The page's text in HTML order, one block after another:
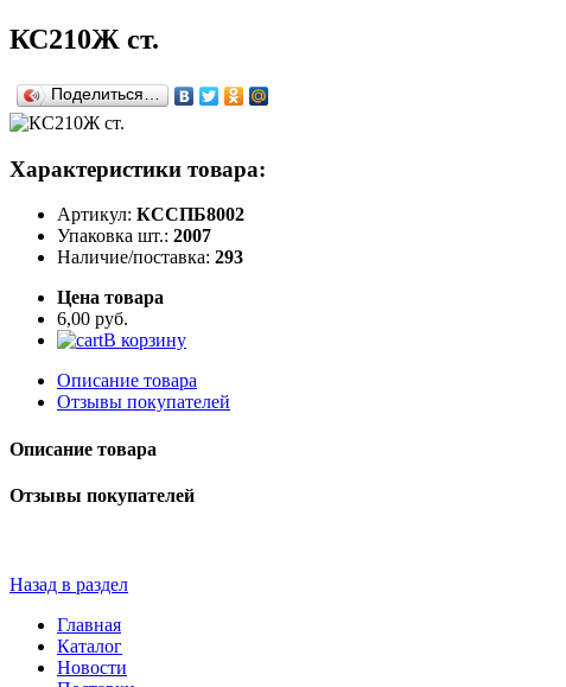
КС210Ж ст.
Поделиться…
Характеристики товара:
Артикул: КССПБ8002
Упаковка шт.: 2007
Наличие/поставка: 293
Цена товара
6,00 руб.
В корзину
Описание товара
Отзывы покупателей
Описание товара
Отзывы покупателей
Назад в раздел
Главная
Каталог
Новости